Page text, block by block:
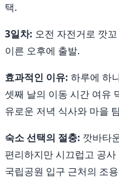
택.
3일차: 오전 자전거로 깟
이른 오후에 출발.
효과적인 이유: 하루에 하
셋째 날의 이동 시간 여유
유로운 저녁 식사와 마을
숙소 선택의 절충: 깟바타
편리하지만 시끄럽고 공
국립공원 입구 근처의 조